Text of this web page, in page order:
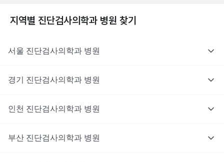
지역별 진단검사의학과 병원 찾기
서울 진단검사의학과 병원
경기 진단검사의학과 병원
인천 진단검사의학과 병원
부산 진단검사의학과 병원